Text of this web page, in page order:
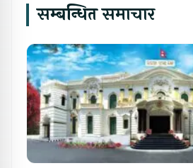
सम्बन्धित समाचार